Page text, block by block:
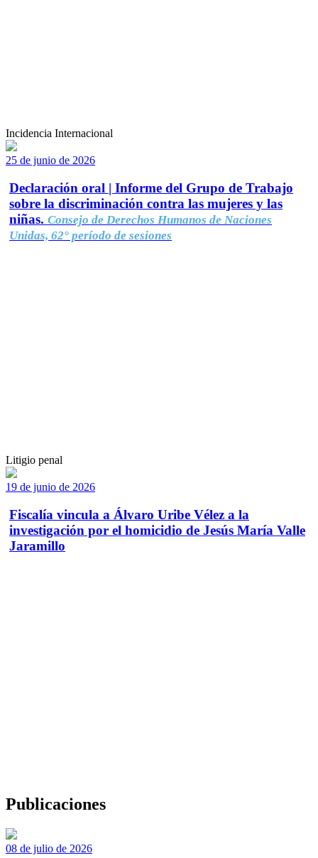
Incidencia Internacional
25 de junio de 2026
Declaración oral | Informe del Grupo de Trabajo
sobre la discriminación contra las mujeres y las
niñas. Consejo de Derechos Humanos de Naciones
Unidas, 62° período de sesiones
Litigio penal
19 de junio de 2026
Fiscalía vincula a Álvaro Uribe Vélez a la
investigación por el homicidio de Jesús María Valle
Jaramillo
Publicaciones
08 de julio de 2026